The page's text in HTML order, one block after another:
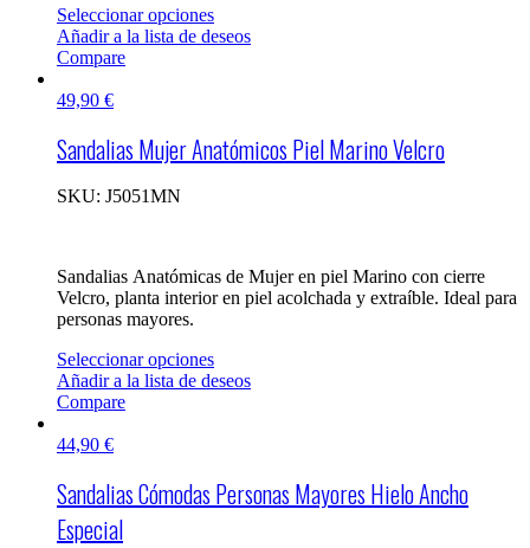
Seleccionar opciones
Añadir a la lista de deseos
Compare
49,90 €
Sandalias Mujer Anatómicos Piel Marino Velcro
SKU: J5051MN
Sandalias Anatómicas de Mujer en piel Marino con cierre
Velcro, planta interior en piel acolchada y extraíble. Ideal para
personas mayores.
Seleccionar opciones
Añadir a la lista de deseos
Compare
44,90 €
Sandalias Cómodas Personas Mayores Hielo Ancho
Especial